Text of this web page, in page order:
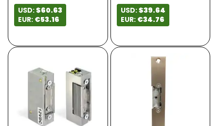
USD:$60.63
EUR: €53.16
USD:$39.64
EUR: €34.76